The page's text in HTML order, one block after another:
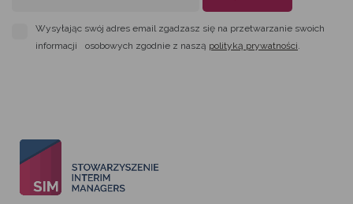
Wysyłając swój adres email zgadzasz się na przetwarzanie swoich
informacji osobowych zgodnie z naszą polityką prywatności.